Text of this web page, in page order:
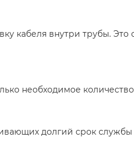
кабеля внутри трубы.
необходимое
долгий срок